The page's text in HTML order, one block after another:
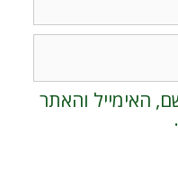
האימייל והאתר